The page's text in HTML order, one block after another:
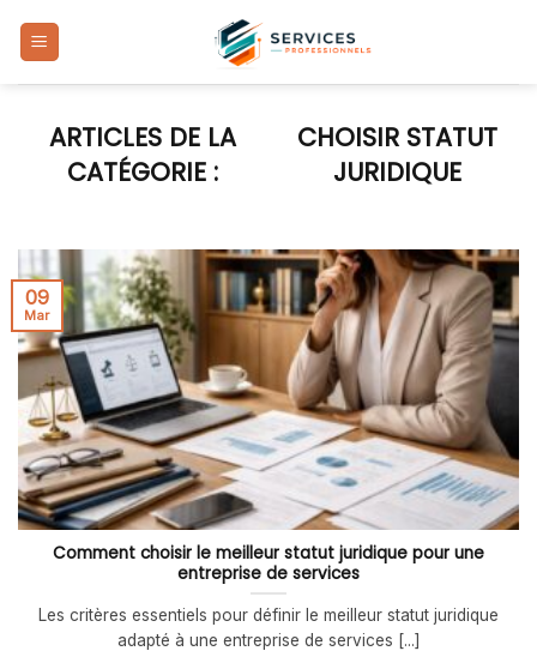
CHOISIR STATUT
JURIDIQUE
Comment choisir le meilleur statut juridique pour une
entreprise de services
Les critères essentiels pour définir le meilleur statut juridique
adapté à une entreprise de services [...]
09
Mar